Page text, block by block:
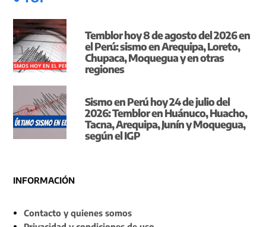
Temblor hoy 8 de agosto del 2026 en
el Perú: sismo en Arequipa, Loreto,
Chupaca, Moquegua y en otras
regiones
Sismo en Perú hoy 24 de julio del
2026: Temblor en Huánuco, Huacho,
Tacna, Arequipa, Junín y Moquegua,
según el IGP
INFORMACIÓN
Contacto y quienes somos